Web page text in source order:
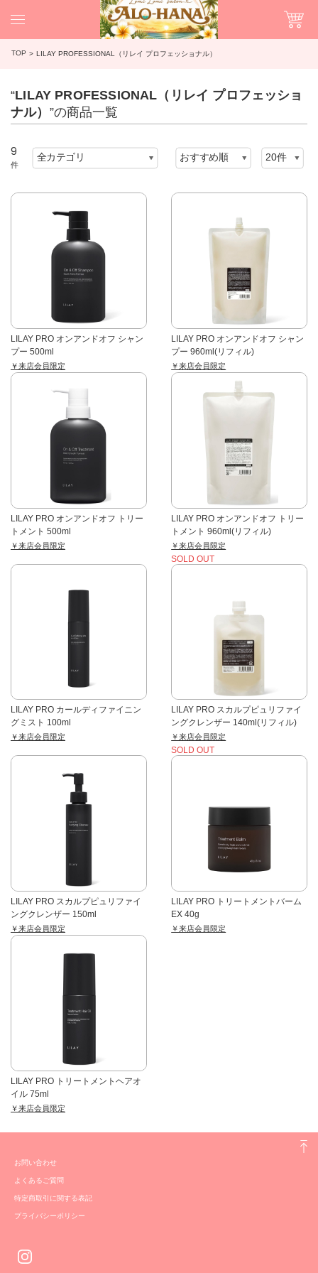
TOP LILAY PROFESSIONAL（リレイ プロフェッショナル）
“LILAY PROFESSIONAL（リレイ プロフェッショ
ナル） ”の商品一覧
9
件
LILAY PRO オンアンドオフ シャン
プー 500ml
￥来店会員限定
LILAY PRO オンアンドオフ シャン
プー 960ml(リフィル)
￥来店会員限定
LILAY PRO オンアンドオフ トリー
トメント 500ml
￥来店会員限定
LILAY PRO オンアンドオフ トリー
トメント 960ml(リフィル)
￥来店会員限定
SOLD OUT
LILAY PRO カールディファイニン
グミスト 100ml
￥来店会員限定
LILAY PRO スカルプピュリファイ
ングクレンザー 140ml(リフィル)
￥来店会員限定
SOLD OUT
LILAY PRO スカルプピュリファイ
ングクレンザー 150ml
￥来店会員限定
LILAY PRO トリートメントバーム
EX 40g
￥来店会員限定
LILAY PRO トリートメントヘアオ
イル 75ml
￥来店会員限定
お問い合わせ
よくあるご質問
特定商取引に関する表記
プライバシーポリシー